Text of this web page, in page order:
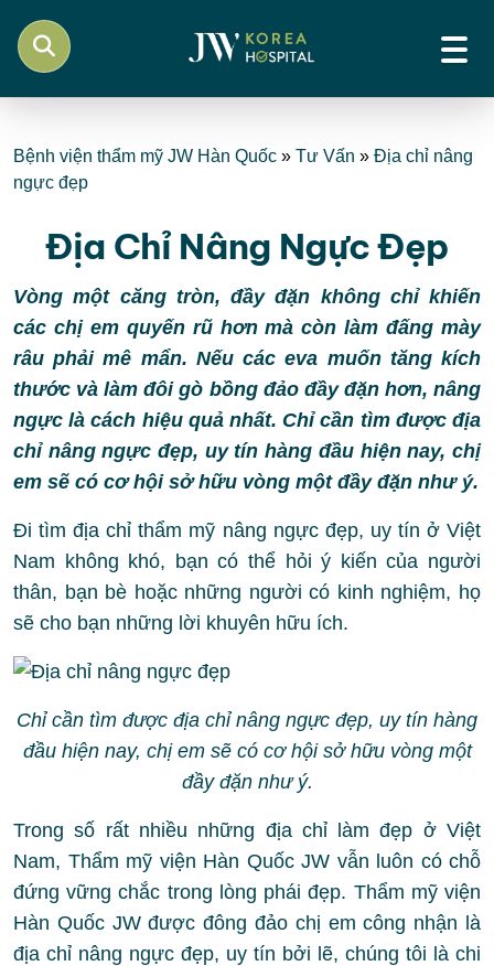
Bệnh viện thẩm mỹ JW Hàn Quốc » Tư Vấn » Địa chỉ nâng
ngực đẹp
Địa Chỉ Nâng Ngực Đẹp
Vòng một căng tròn, đầy đặn không chỉ khiến
các chị em quyến rũ hơn mà còn làm đấng mày
râu phải mê mẩn. Nếu các eva muốn tăng kích
thước và làm đôi gò bồng đảo đầy đặn hơn, nâng
ngực là cách hiệu quả nhất. Chỉ cần tìm được địa
chỉ nâng ngực đẹp, uy tín hàng đầu hiện nay, chị
em sẽ có cơ hội sở hữu vòng một đầy đặn như ý.
Đi tìm địa chỉ thẩm mỹ nâng ngực đẹp, uy tín ở Việt
Nam không khó, bạn có thể hỏi ý kiến của người
thân, bạn bè hoặc những người có kinh nghiệm, họ
sẽ cho bạn những lời khuyên hữu ích.
Chỉ cần tìm được địa chỉ nâng ngực đẹp, uy tín hàng
đầu hiện nay, chị em sẽ có cơ hội sở hữu vòng một
đầy đặn như ý.
Trong số rất nhiều những địa chỉ làm đẹp ở Việt
Nam, Thẩm mỹ viện Hàn Quốc JW vẫn luôn có chỗ
đứng vững chắc trong lòng phái đẹp. Thẩm mỹ viện
Hàn Quốc JW được đông đảo chị em công nhận là
địa chỉ nâng ngực đẹp, uy tín bởi lẽ, chúng tôi là chi